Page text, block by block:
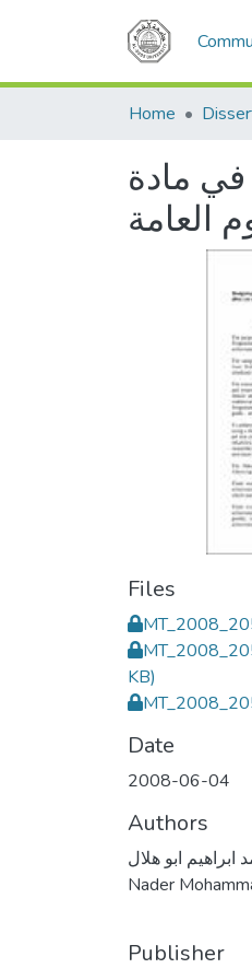
Home
مادة
العامة
Files
KB)
Date
2008-06-04
Authors
ابراهيم ابو هلال
Nader
Publisher